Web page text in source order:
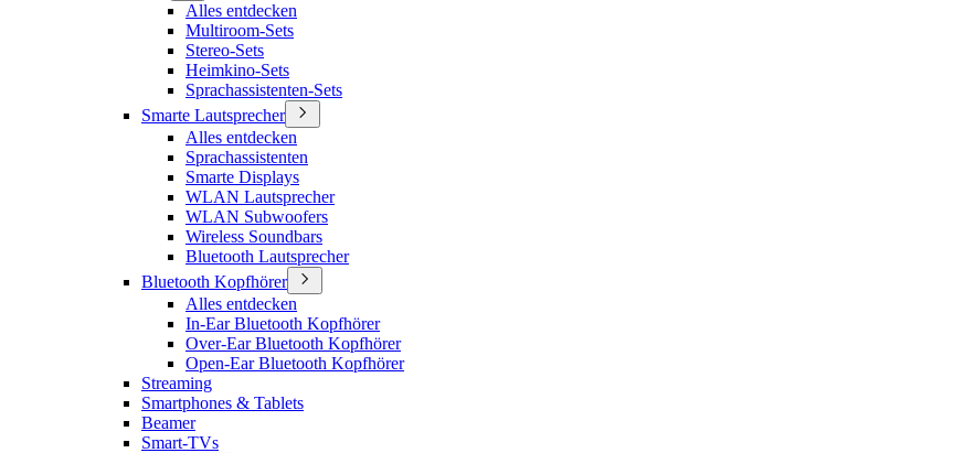
Alles entdecken
Multiroom-Sets
Stereo-Sets
Heimkino-Sets
Sprachassistenten-Sets
Smarte Lautsprecher
Alles entdecken
Sprachassistenten
Smarte Displays
WLAN Lautsprecher
WLAN Subwoofers
Wireless Soundbars
Bluetooth Lautsprecher
Bluetooth Kopfhörer
Alles entdecken
In-Ear Bluetooth Kopfhörer
Over-Ear Bluetooth Kopfhörer
Open-Ear Bluetooth Kopfhörer
Streaming
Smartphones & Tablets
Beamer
Smart-TVs